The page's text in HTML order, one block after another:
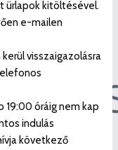
ürlapok kitöltésével.
e-mailen
visszaigazolásra
19:00 óráig nem kap
indulás
következő